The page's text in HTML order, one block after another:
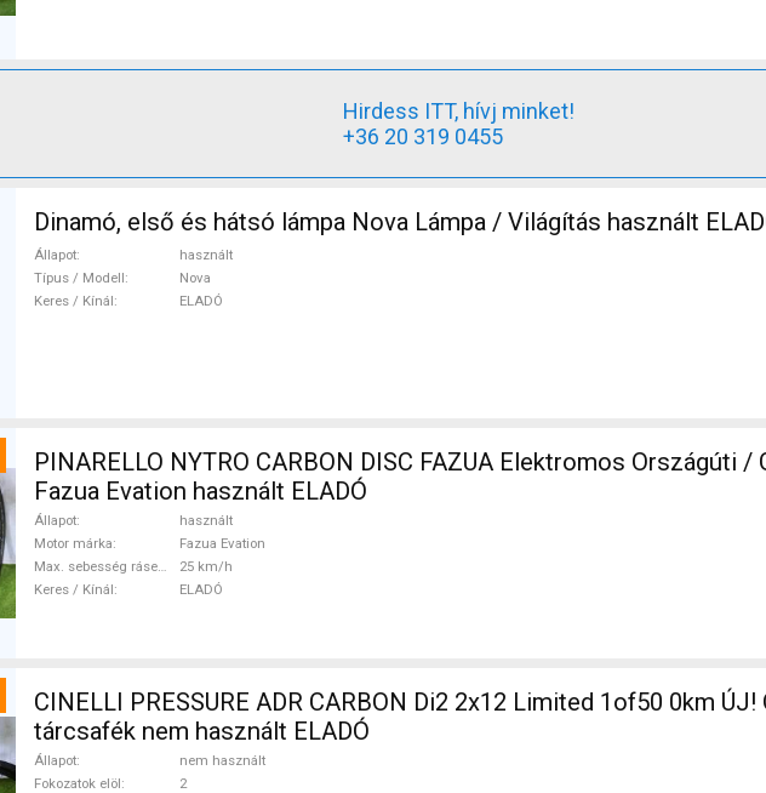
Hirdess ITT, hívj minket!
+36 20 319 0455
Dinamó, első és hátsó lámpa Nova Lámpa / Világítás használt
Állapot
használt
Típus / Modell
Nova
Keres / Kínál
ELADÓ
PINARELLO NYTRO CARBON DISC FAZUA Elektromos Országúti /
Fazua Evation használt ELADÓ
Állapot
használt
Motor márka
Fazua Evation
Max. sebesség rásegítéssel
25 km/h
Keres / Kínál
ELADÓ
CINELLI PRESSURE ADR CARBON Di2 2x12 Limited 1of50 0km
tárcsafék nem használt ELADÓ
Állapot
nem használt
Fokozatok elöl
2